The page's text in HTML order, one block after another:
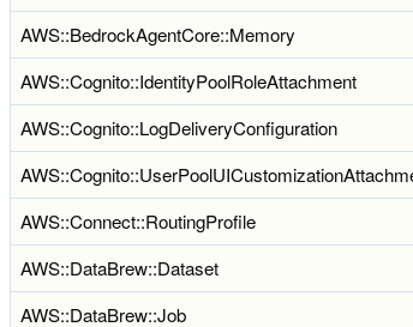
AWS::BedrockAgentCore::Memory
AWS::Cognito::IdentityPoolRoleAttachment
AWS::Cognito::LogDeliveryConfiguration
AWS::Connect::RoutingProfile
AWS::DataBrew::Dataset
AWS::DataBrew::Job